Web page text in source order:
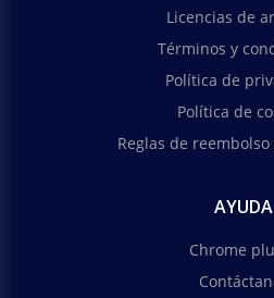
Licencias de
Términos y
Política de
Política de
Reglas de
AYUDA
Chrome